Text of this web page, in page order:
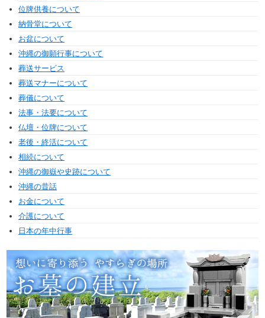
位牌供養について
納骨堂について
お盆について
沖縄の御願行事について
葬送サービス
葬送マナーについて
葬儀について
法事・法要について
仏壇・位牌について
老後・終活について
相続について
沖縄の御嶽や史跡について
沖縄の昔話
お金について
介護について
日本の年中行事